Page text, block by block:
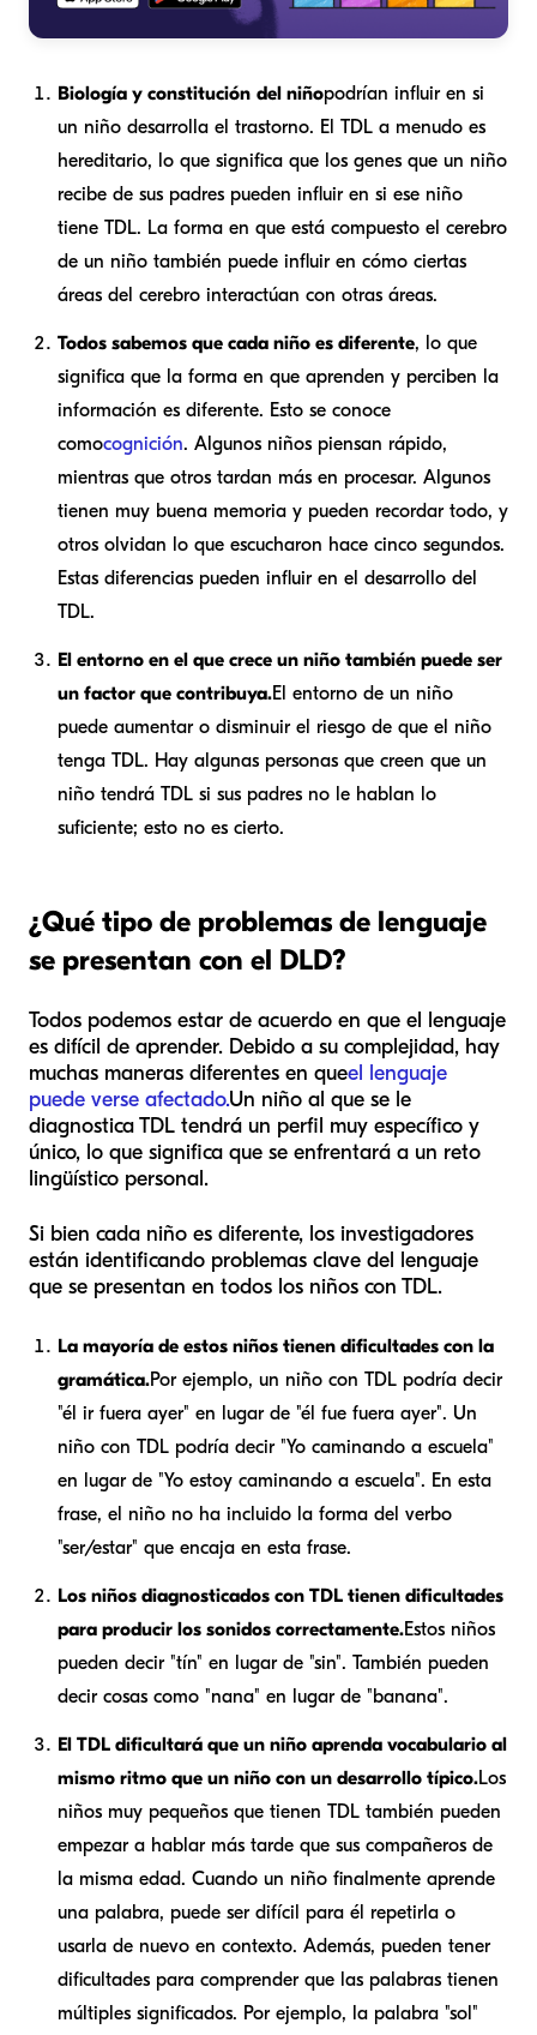
Biología y constitución del niñopodrían influir en si
un niño desarrolla el trastorno. El TDL a menudo es
hereditario, lo que significa que los genes que un niño
recibe de sus padres pueden influir en si ese niño
tiene TDL. La forma en que está compuesto el cerebro
de un niño también puede influir en cómo ciertas
áreas del cerebro interactúan con otras áreas.
Todos sabemos que cada niño es diferente, lo que
significa que la forma en que aprenden y perciben la
información es diferente. Esto se conoce
comocognición. Algunos niños piensan rápido,
mientras que otros tardan más en procesar. Algunos
tienen muy buena memoria y pueden recordar todo, y
otros olvidan lo que escucharon hace cinco segundos.
Estas diferencias pueden influir en el desarrollo del
TDL.
El entorno en el que crece un niño también puede ser
un factor que contribuya.El entorno de un niño
puede aumentar o disminuir el riesgo de que el niño
tenga TDL. Hay algunas personas que creen que un
niño tendrá TDL si sus padres no le hablan lo
suficiente; esto no es cierto.
¿Qué tipo de problemas de lenguaje
se presentan con el DLD?
Todos podemos estar de acuerdo en que el lenguaje
es difícil de aprender. Debido a su complejidad, hay
muchas maneras diferentes en queel lenguaje
puede verse afectado.Un niño al que se le
diagnostica TDL tendrá un perfil muy específico y
único, lo que significa que se enfrentará a un reto
lingüístico personal.
Si bien cada niño es diferente, los investigadores
están identificando problemas clave del lenguaje
que se presentan en todos los niños con TDL.
La mayoría de estos niños tienen dificultades con la
gramática.Por ejemplo, un niño con TDL podría decir
"él ir fuera ayer" en lugar de "él fue fuera ayer". Un
niño con TDL podría decir "Yo caminando a escuela"
en lugar de "Yo estoy caminando a escuela". En esta
frase, el niño no ha incluido la forma del verbo
"ser/estar" que encaja en esta frase.
Los niños diagnosticados con TDL tienen dificultades
para producir los sonidos correctamente.Estos niños
pueden decir "tín" en lugar de "sin". También pueden
decir cosas como "nana" en lugar de "banana".
El TDL dificultará que un niño aprenda vocabulario al
mismo ritmo que un niño con un desarrollo típico.Los
niños muy pequeños que tienen TDL también pueden
empezar a hablar más tarde que sus compañeros de
la misma edad. Cuando un niño finalmente aprende
una palabra, puede ser difícil para él repetirla o
usarla de nuevo en contexto. Además, pueden tener
dificultades para comprender que las palabras tienen
múltiples significados. Por ejemplo, la palabra "sol"